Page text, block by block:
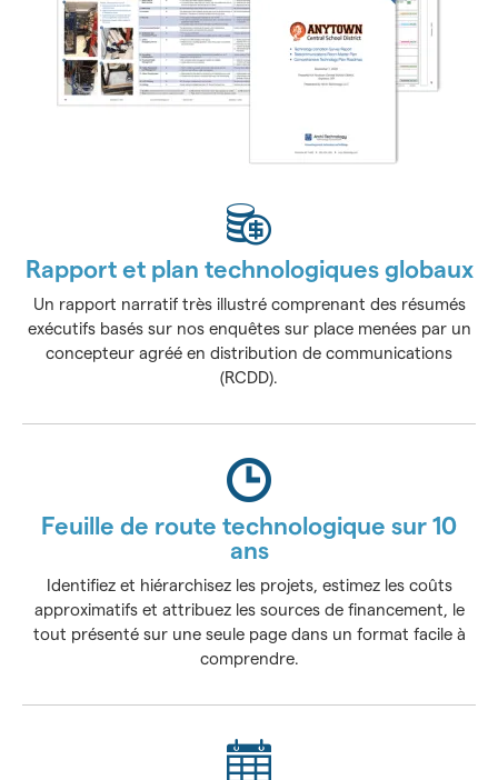
Rapport et plan technologiques globaux
Un rapport narratif très illustré comprenant des résumés
exécutifs basés sur nos enquêtes sur place menées par un
concepteur agréé en distribution de communications
(RCDD).
Feuille de route technologique sur 10
ans
Identifiez et hiérarchisez les projets, estimez les coûts
approximatifs et attribuez les sources de financement, le
tout présenté sur une seule page dans un format facile à
comprendre.